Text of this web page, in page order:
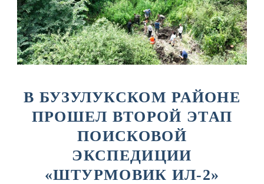
В БУЗУЛУКСКОМ РАЙОНЕ
ПРОШЕЛ ВТОРОЙ ЭТАП
ПОИСКОВОЙ
ЭКСПЕДИЦИИ
«ШТУРМОВИК ИЛ-2»